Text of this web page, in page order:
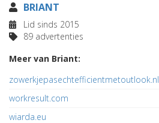
BRIANT
Lid sinds 2015
89 advertenties
Meer van Briant:
zowerkjepasechtefficientmetoutlook.nl
workresult.com
wiarda.eu